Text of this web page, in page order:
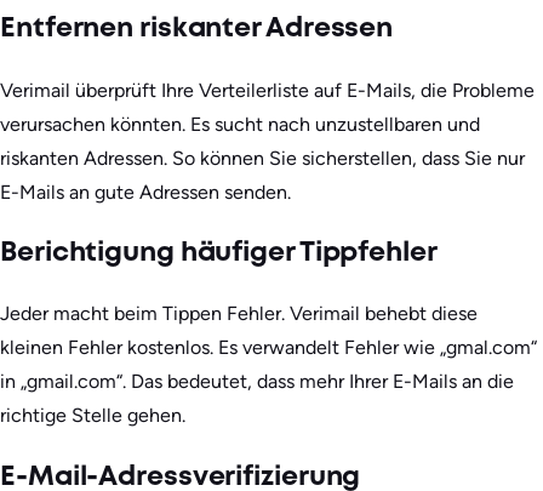
Entfernen riskanter Adressen
Verimail überprüft Ihre Verteilerliste auf E-Mails, die Probleme
verursachen könnten. Es sucht nach unzustellbaren und
riskanten Adressen. So können Sie sicherstellen, dass Sie nur
E-Mails an gute Adressen senden.
Berichtigung häufiger Tippfehler
Jeder macht beim Tippen Fehler. Verimail behebt diese
kleinen Fehler kostenlos. Es verwandelt Fehler wie „gmal.com“
in „gmail.com“. Das bedeutet, dass mehr Ihrer E-Mails an die
richtige Stelle gehen.
E-Mail-Adressverifizierung